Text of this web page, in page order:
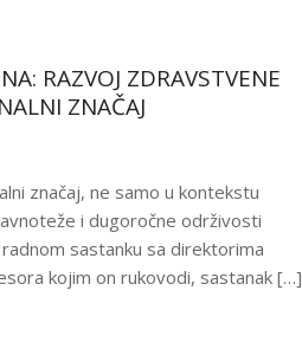
RAZVOJ ZDRAVSTVENE
ZNAČAJ
značaj, ne samo u kontekstu
i dugoročne održivosti
sastanku sa direktorima
kojim on rukovodi, sastanak […]